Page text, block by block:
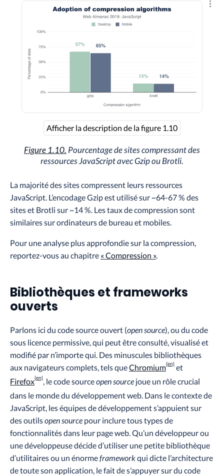
Afficher la description de la figure 1.10
Figure 1.10. Pourcentage de sites compressant des
ressources JavaScript avec Gzip ou Brotli.
La majorité des sites compressent leurs ressources
JavaScript. L’encodage Gzip est utilisé sur ~64-67 % des
sites et Brotli sur ~14 %. Les taux de compression sont
similaires sur ordinateurs de bureau et mobiles.
Pour une analyse plus approfondie sur la compression,
reportez-vous au chapitre « Compression ».
Bibliothèques et frameworks
ouverts
Parlons ici du code source ouvert (open source), ou du code
sous licence permissive, qui peut être consulté, visualisé et
modifié par n’importe qui. Des minuscules bibliothèques
aux navigateurs complets, tels queChromium
et
Firefox
, le code sourceopen source joue un rôle crucial
dans le monde du développement web. Dans le contexte de
JavaScript, les équipes de développement s’appuient sur
des outilsopen source pour inclure tous types de
fonctionnalités dans leur page web. Qu’un développeur ou
une développeuse décide d’utiliser une petite bibliothèque
d’utilitaires ou un énormeframeworkqui dicte l’architecture
de toute son application, le fait de s’appuyer sur du code